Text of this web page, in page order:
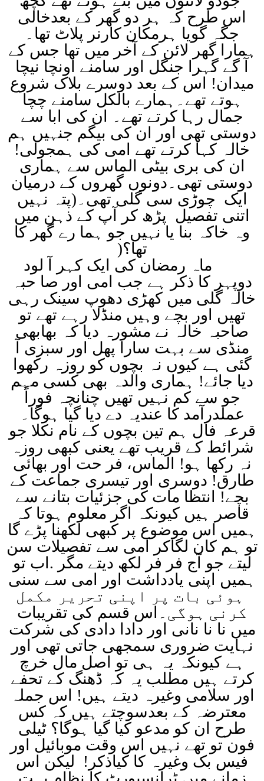
اس طرح کہ ہر دو گھر کے بعدخالی
جگہ گویا ہرمکان کارنر پلاٹ تھا۔
ہمارا گھر لائن کے آخر میں تھا جس کے
آ گے گہرا جنگل اور سامنے اونچا نیچا
میدان! اس کے بعد دوسرے بلاک شروع
ہوتے تھے۔ہمارے بالکل سامنے چچا
جمال رہا کرتے تھے۔ ان کی ابا سے
دوستی تھی اور ان کی بیگم جنہیں ہم
خالہ کہا کرتے تھے امی کی ہمجولی!
ان کی بری بیٹی الماس سے ہماری
دوستی تھی۔دونوں گھروں کے درمیان
ایک چوڑی سی گلی تھی۔(پتہ نہیں
اتنی تفصیل پڑھ کر آپ کے ذہن میں
وہ خاکہ بنا یا نہیں جو ہما رے گھر کا
تھا؟)
ماہ رمضان کی ایک کہر آ لود
دوپہر کا ذکر ہے جب امی اور صا حبہ
خالہ گلی میں کھڑی دھوپ سینک رہی
تھیں اور بچے وہیں منڈلا رہے تھے تو
صاحبہ خالہ نے مشورہ دیا کہ بھابھی
منڈی سے بہت سارا پھل اور سبزی آ
گئی ہے کیوں نہ بچوں کو روزہ رکھوا
دیا جائے! ہماری والدہ بھی کسی مہم
جو سے کم نہیں تھیں چنانچہ فوراً
عملدرآمد کا عندیہ دے دیا گیا ہوگا۔
قرعہ فال ہم تین بچوں کے نام نکلا جو
شرائط کے قریب تھے یعنی کبھی روزہ
نہ رکھا ہو! الماس، فر حت اور بھائی
طارق! دوسری اور تیسری جماعت کے
بچے! انتظا مات کی جزئیات بتانے سے
قاصر ہیں کیونکہ اگر معلوم ہوتا کہ
ہمیں اس موضوع پر کبھی لکھنا پڑے گا
تو ہم کان لگاکر امی سے تفصیلات سن
لیتے جو آج فر فر لکھ دیتے مگر .اب تو
ہمیں اپنی یادداشت اور امی سے سنی
ہوئی بات پر اپنی تحریر مکمل
کرنی ہوگی۔
اس قسم کی تقریبات
میں نا نا نانی اور دادا دادی کی شرکت
نہایت ضروری سمجھی جاتی تھی اور
ہے کیونکہ یہ ہی تو اصل مال خرچ
کرتے ہیں مطلب یہ کہ ڈھنگ کے تحفے
اور سلامی وغیرہ دیتے ہیں! اس جملہ
معترضہ کے بعدسوچتے ہیں کہ کس
طرح ان کو مدعو کیا گیا ہوگا؟ ٹیلی
فون تو تھے نہیں اس وقت موبائیل اور
فیس بک وغیرہ کا کیاذکر! لیکن اس